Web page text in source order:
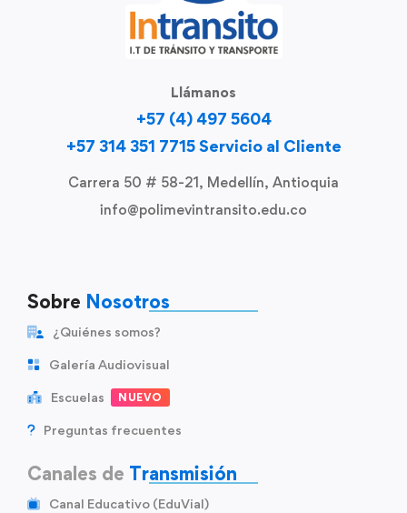
Llámanos
+57 (4) 497 5604
+57 314 351 7715 Servicio al Cliente
Carrera 50 # 58-21, Medellín, Antioquia
info@polimevintransito.edu.co
Sobre Nosotros
¿Quiénes somos?
Galería Audiovisual
Escuelas NUEVO
Preguntas frecuentes
Canales de Transmisión
Canal Educativo (EduVial)